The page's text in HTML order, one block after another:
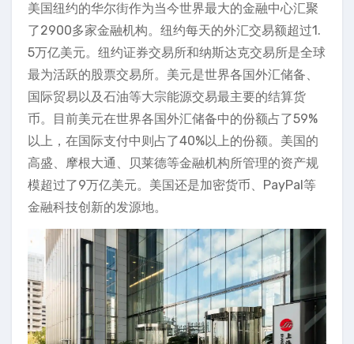
美国纽约的华尔街作为当今世界最大的金融中心汇聚
了2900多家金融机构。纽约每天的外汇交易额超过1.
5万亿美元。纽约证券交易所和纳斯达克交易所是全球
最为活跃的股票交易所。美元是世界各国外汇储备、
国际贸易以及石油等大宗能源交易最主要的结算货
币。目前美元在世界各国外汇储备中的份额占了59%
以上，在国际支付中则占了40%以上的份额。美国的
高盛、摩根大通、贝莱德等金融机构所管理的资产规
模超过了9万亿美元。美国还是加密货币、PayPal等
金融科技创新的发源地。